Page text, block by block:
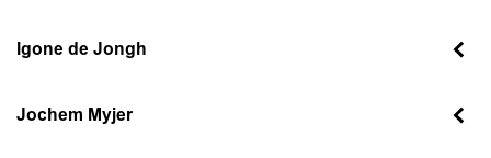
Igone de Jongh
Jochem Myjer